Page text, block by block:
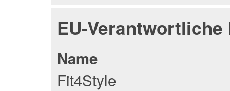
EU-Verantwortliche
Name
Fit4Style